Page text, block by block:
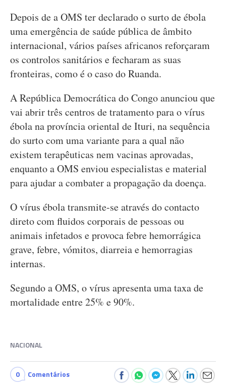
Depois de a OMS ter declarado o surto de ébola
uma emergência de saúde pública de âmbito
internacional, vários países africanos reforçaram
os controlos sanitários e fecharam as suas
fronteiras, como é o caso do Ruanda.
A República Democrática do Congo anunciou que
vai abrir três centros de tratamento para o vírus
ébola na província oriental de Ituri, na sequência
do surto com uma variante para a qual não
existem terapêuticas nem vacinas aprovadas,
enquanto a OMS enviou especialistas e material
para ajudar a combater a propagação da doença.
O vírus ébola transmite-se através do contacto
direto com fluidos corporais de pessoas ou
animais infetados e provoca febre hemorrágica
grave, febre, vómitos, diarreia e hemorragias
internas.
Segundo a OMS, o vírus apresenta uma taxa de
mortalidade entre 25% e 90%.
NACIONAL
0 Comentários